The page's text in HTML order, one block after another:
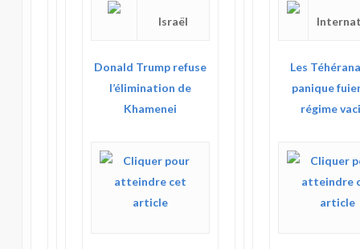
Israël
Donald Trump refuse
l’élimination de
Khamenei
Les
panique
régime